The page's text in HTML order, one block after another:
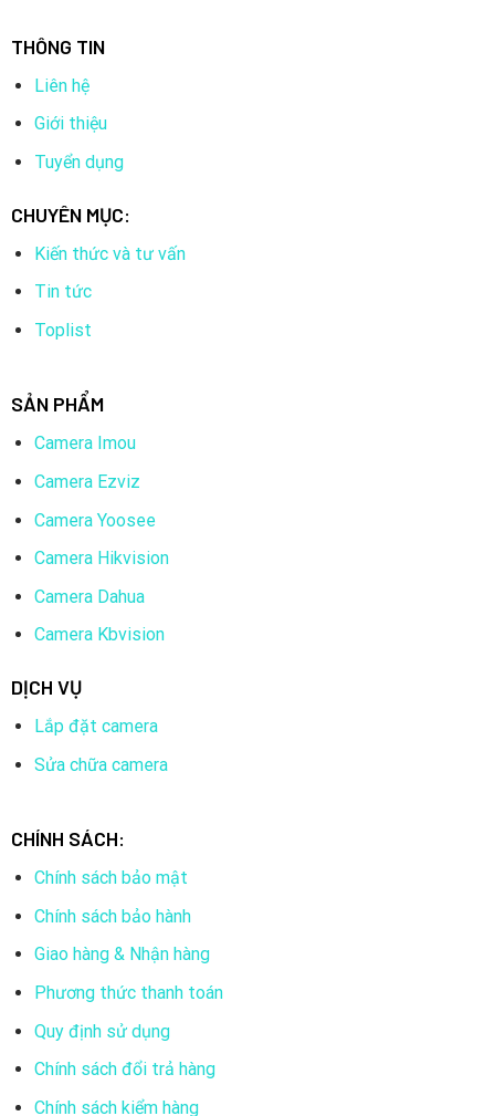
THÔNG TIN
Liên hệ
Giới thiệu
Tuyển dụng
CHUYÊN MỤC:
Kiến thức và tư vấn
Tin tức
Toplist
SẢN PHẨM
Camera Imou
Camera Ezviz
Camera Yoosee
Camera Hikvision
Camera Dahua
Camera Kbvision
DỊCH VỤ
Lắp đặt camera
Sửa chữa camera
CHÍNH SÁCH:
Chính sách bảo mật
Chính sách bảo hành
Giao hàng & Nhận hàng
Phương thức thanh toán
Quy định sử dụng
Chính sách đổi trả hàng
Chính sách kiểm hàng